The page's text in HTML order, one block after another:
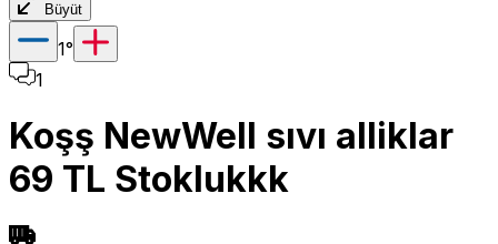
Büyüt
1°
1
Koşş NewWell sıvı alliklar
69 TL Stoklukkk